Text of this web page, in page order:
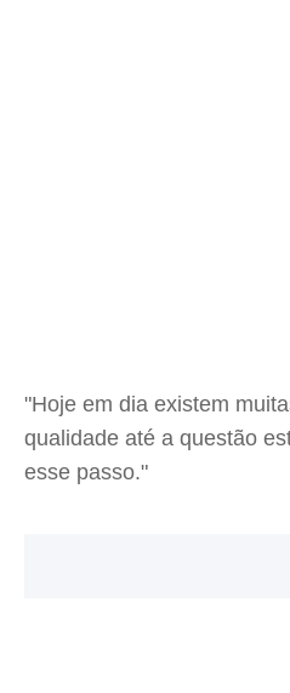
"Hoje em dia existem
qualidade até a questão
esse passo."